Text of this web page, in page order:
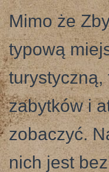
Mimo że
typową
zabytków i
zobaczyć.
nich jest